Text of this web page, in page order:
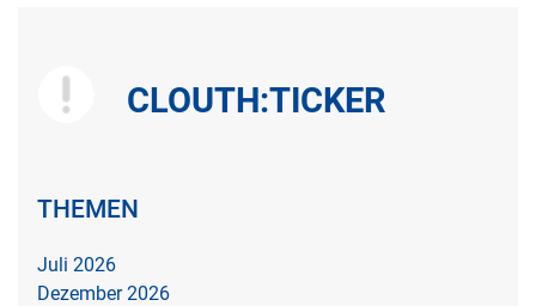
CLOUTH:TICKER
THEMEN
Juli 2026
Dezember 2026